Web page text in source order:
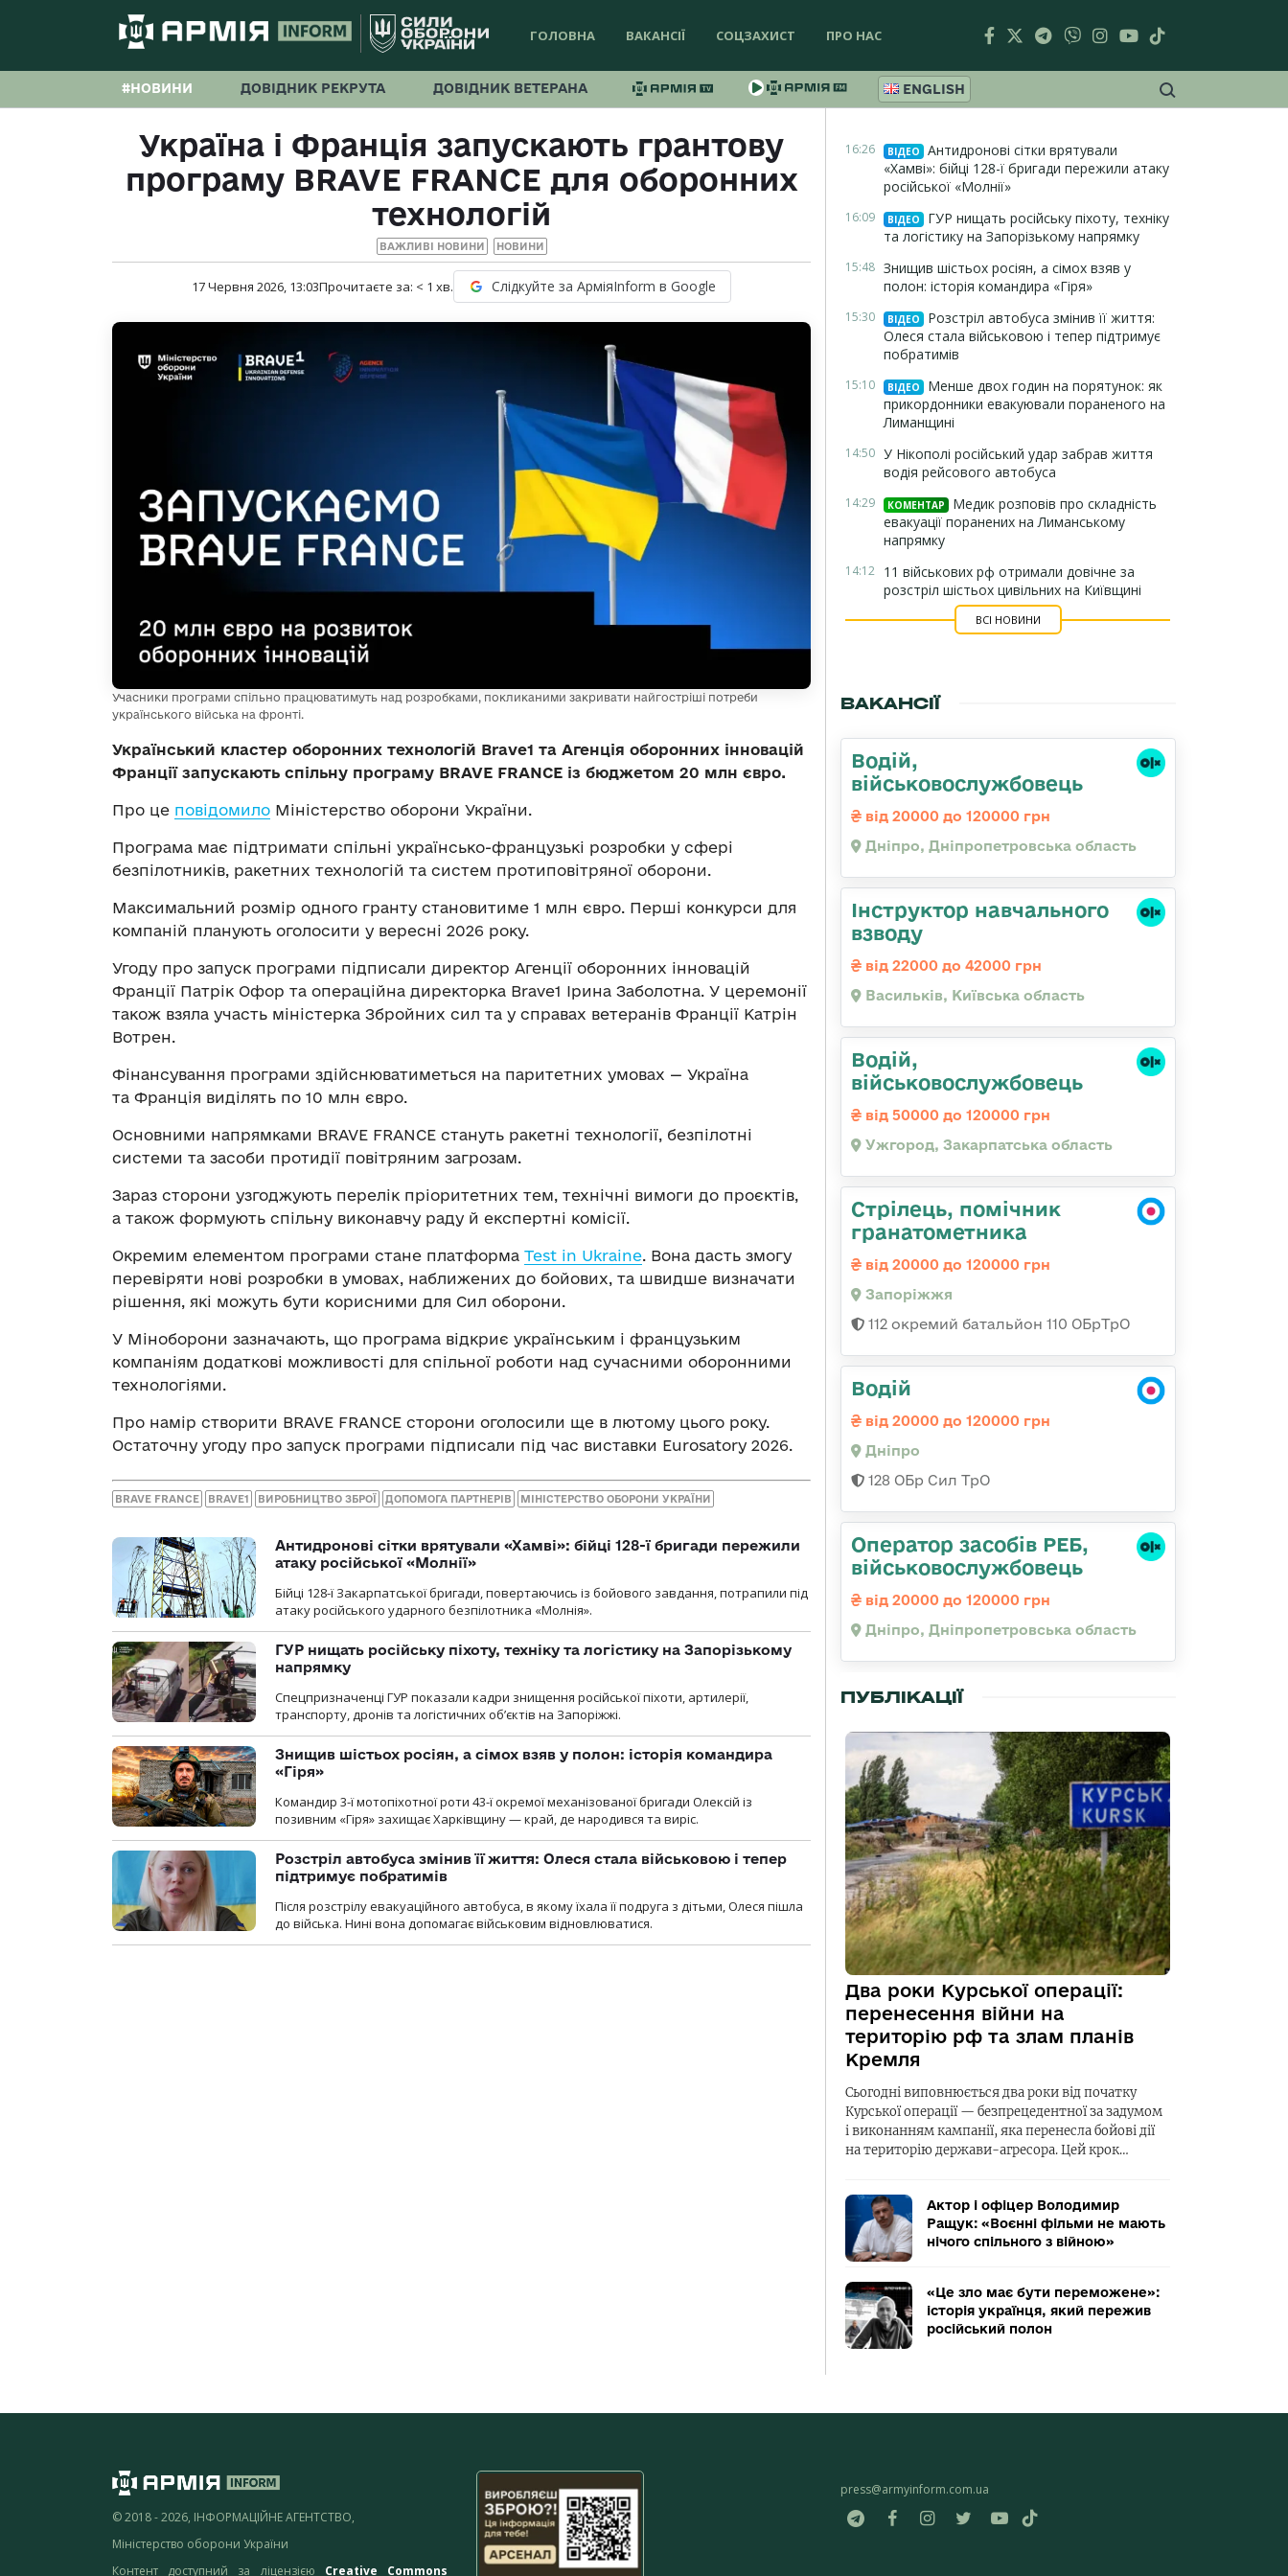
ГОЛОВНА ВАКАНСІЇ СОЦЗАХИСТ ПРО НАС
#НОВИНИ ДОВІДНИК РЕКРУТА ДОВІДНИК ВЕТЕРАНА ENGLISH
Україна і Франція запускають грантову
програму BRAVE FRANCE для оборонних
технологій
ВАЖЛИВІ НОВИНИ НОВИНИ
17 Червня 2026, 13:03Прочитаєте за: < 1 хв. Слідкуйте за АрміяInform в Google
Учасники програми спільно працюватимуть над розробками, покликаними закривати найгостріші потреби
українського війська на фронті.
Український кластер оборонних технологій Brave1 та Агенція оборонних інновацій
Франції запускають спільну програму BRAVE FRANCE із бюджетом 20 млн євро.
Про це повідомило Міністерство оборони України.
Програма має підтримати спільні українсько-французькі розробки у сфері
безпілотників, ракетних технологій та систем протиповітряної оборони.
Максимальний розмір одного гранту становитиме 1 млн євро. Перші конкурси для
компаній планують оголосити у вересні 2026 року.
Угоду про запуск програми підписали директор Агенції оборонних інновацій
Франції Патрік Офор та операційна директорка Brave1 Ірина Заболотна. У церемонії
також взяла участь міністерка Збройних сил та у справах ветеранів Франції Катрін
Вотрен.
Фінансування програми здійснюватиметься на паритетних умовах — Україна
та Франція виділять по 10 млн євро.
Основними напрямками BRAVE FRANCE стануть ракетні технології, безпілотні
системи та засоби протидії повітряним загрозам.
Зараз сторони узгоджують перелік пріоритетних тем, технічні вимоги до проєктів,
а також формують спільну виконавчу раду й експертні комісії.
Окремим елементом програми стане платформа Test in Ukraine. Вона дасть змогу
перевіряти нові розробки в умовах, наближених до бойових, та швидше визначати
рішення, які можуть бути корисними для Сил оборони.
У Міноборони зазначають, що програма відкриє українським і французьким
компаніям додаткові можливості для спільної роботи над сучасними оборонними
технологіями.
Про намір створити BRAVE FRANCE сторони оголосили ще в лютому цього року.
Остаточну угоду про запуск програми підписали під час виставки Eurosatory 2026.
BRAVE FRANCE BRAVE1 ВИРОБНИЦТВО ЗБРОЇ ДОПОМОГА ПАРТНЕРІВ МІНІСТЕРСТВО ОБОРОНИ УКРАЇНИ
Антидронові сітки врятували «Хамві»: бійці 128-ї бригади пережили
атаку російської «Молнії»
Бійці 128-ї Закарпатської бригади, повертаючись із бойового завдання, потрапили під
атаку російського ударного безпілотника «Молнія».
ГУР нищать російську піхоту, техніку та логістику на Запорізькому
напрямку
Спецпризначенці ГУР показали кадри знищення російської піхоти, артилерії,
транспорту, дронів та логістичних об’єктів на Запоріжжі.
Знищив шістьох росіян, а сімох взяв у полон: історія командира
«Гіря»
Командир 3-ї мотопіхотної роти 43-ї окремої механізованої бригади Олексій із
позивним «Гіря» захищає Харківщину — край, де народився та виріс.
Розстріл автобуса змінив її життя: Олеся стала військовою і тепер
підтримує побратимів
Після розстрілу евакуаційного автобуса, в якому їхала її подруга з дітьми, Олеся пішла
до війська. Нині вона допомагає військовим відновлюватися.
16:26 ВІДЕО
Антидронові сітки врятували
«Хамві»: бійці 128-ї бригади пережили атаку
російської «Молнії»
16:09 ВІДЕО
ГУР нищать російську піхоту, техніку
та логістику на Запорізькому напрямку
15:48 Знищив шістьох росіян, а сімох взяв у
полон: історія командира «Гіря»
15:30 ВІДЕО
Розстріл автобуса змінив її життя:
Олеся стала військовою і тепер підтримує
побратимів
15:10 ВІДЕО
Менше двох годин на порятунок: як
прикордонники евакуювали пораненого на
Лиманщині
14:50 У Нікополі російський удар забрав життя
водія рейсового автобуса
14:29 КОМЕНТАР
Медик розповів про складність
евакуації поранених на Лиманському
напрямку
14:12 11 військових рф отримали довічне за
розстріл шістьох цивільних на Київщині
ВСІ НОВИНИ
ВАКАНСІЇ
Водій,
військовослужбовець
від 20000 до 120000 грн
Дніпро, Дніпропетровська область
Інструктор навчального
взводу
від 22000 до 42000 грн
Васильків, Київська область
Водій,
військовослужбовець
від 50000 до 120000 грн
Ужгород, Закарпатська область
Стрілець, помічник
гранатометника
від 20000 до 120000 грн
Запоріжжя
112 окремий батальйон 110 ОБрТрО
Водій
від 20000 до 120000 грн
Дніпро
128 ОБр Сил ТрО
Оператор засобів РЕБ,
військовослужбовець
від 20000 до 120000 грн
Дніпро, Дніпропетровська область
ПУБЛІКАЦІЇ
Два роки Курської операції:
перенесення війни на
територію рф та злам планів
Кремля
Сьогодні виповнюється два роки від початку
Курської операції — безпрецедентної за задумом
і виконанням кампанії, яка перенесла бойові дії
на територію держави-агресора. Цей крок…
Актор і офіцер Володимир
Ращук: «Воєнні фільми не мають
нічого спільного з війною»
«Це зло має бути переможене»:
історія українця, який пережив
російський полон
© 2018 - 2026, ІНФОРМАЦІЙНЕ АГЕНТСТВО,
Міністерство оборони України
Контент доступний за ліцензією Creative Commons
press@armyinform.com.ua